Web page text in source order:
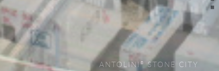
INFINITE VARIETY